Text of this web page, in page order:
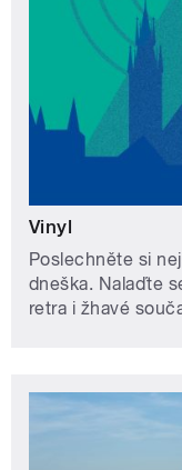
Vinyl
Poslechněte si
dneška. Nalaďte
retra i žhavé